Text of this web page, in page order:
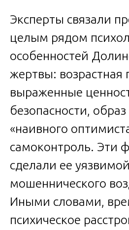
Эксперты связали
целым рядом
особенностей
жертвы: возрастная
выраженные
безопасности,
«наивного
самоконтроль. Эти
сделали ее
мошеннического
Иными словами,
психическое